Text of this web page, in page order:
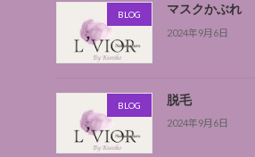
BLOG マスクかぶれ
2024年9月6日
BLOG 脱毛
2024年9月6日